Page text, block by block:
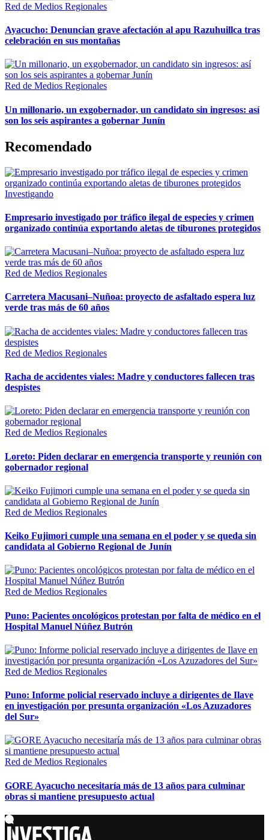
Red de Medios Regionales
Ayacucho: Denuncian grave afectación al apu Razuhuillca tras
celebración en sus montañas
Red de Medios Regionales
Un millonario, un exgobernador, un candidato sin ingresos: así
son los seis aspirantes a gobernar Junín
Recomendado
Investigando
Empresario investigado por tráfico ilegal de especies y crimen
organizado continúa exportando aletas de tiburones protegidos
Red de Medios Regionales
Carretera Macusani–Nuñoa: proyecto de asfaltado espera luz
verde tras más de 60 años
Red de Medios Regionales
Racha de accidentes viales: Madre y conductores fallecen tras
despistes
Red de Medios Regionales
Loreto: Piden declarar en emergencia transporte y reunión con
gobernador regional
Red de Medios Regionales
Keiko Fujimori cumple una semana en el poder y se queda sin
candidata al Gobierno Regional de Junín
Red de Medios Regionales
Puno: Pacientes oncológicos protestan por falta de médico en el
Hospital Manuel Núñez Butrón
Red de Medios Regionales
Puno: Informe policial reservado incluye a dirigentes de Ilave
en investigación por presunta organización «Los Azuzadores
del Sur»
Red de Medios Regionales
GORE Ayacucho necesitaría más de 13 años para culminar
obras si mantiene presupuesto actual